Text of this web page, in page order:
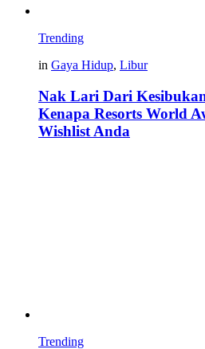
Trending
in Gaya Hidup, Libur
Nak Lari Dari
Kenapa Resorts World
Wishlist Anda
Trending